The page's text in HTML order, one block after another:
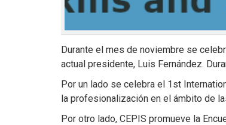
Durante el mes de noviembre se
actual presidente, Luis Fernández.
Por un lado se celebra el 1st
la profesionalización en el ámbito de
Por otro lado, CEPIS promueve la